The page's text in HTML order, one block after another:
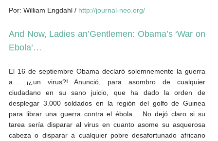
Por: William Engdahl / http://journal-neo.org/
And Now, Ladies an’Gentlemen: Obama’s ‘War on
Ebola’…
El 16 de septiembre Obama declaró solemnemente la guerra
a… ¡¿un virus?! Anunció, para asombro de cualquier
ciudadano en su sano juicio, que ha dado la orden de
desplegar 3.000 soldados en la región del golfo de Guinea
para librar una guerra contra el ébola… No dejó claro si su
tarea sería disparar al virus en cuanto asome su asquerosa
cabeza o disparar a cualquier pobre desafortunado africano